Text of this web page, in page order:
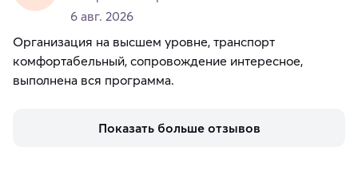
6 авг. 2026
Организация на высшем уровне, транспорт
комфортабельный, сопровождение интересное,
выполнена вся программа.
Показать больше отзывов